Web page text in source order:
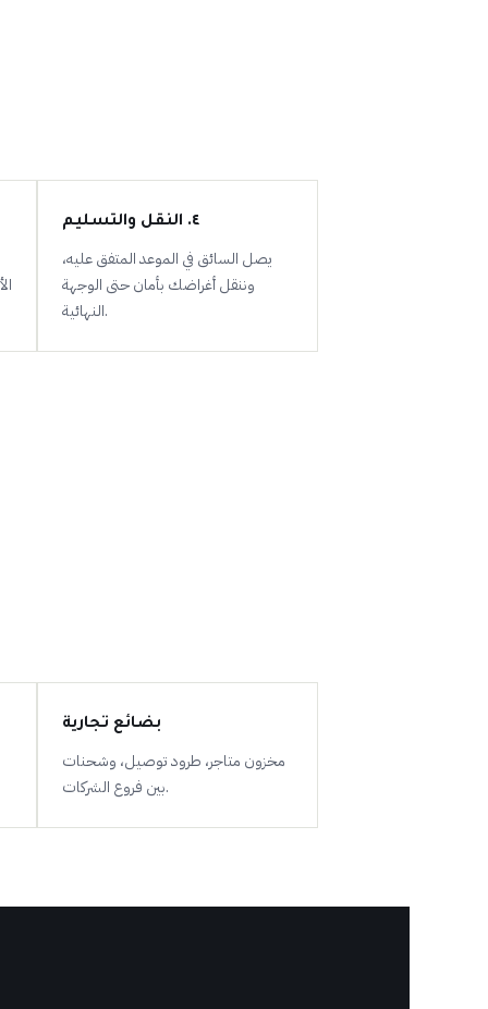
٤. النقل والتسليم
يصل السائق في الموعد المتفق عليه،
وننقل أغراضك بأمان حتى الوجهة
النهائية.
بضائع تجارية
مخزون متاجر، طرود توصيل، وشحنات
بين فروع الشركات.